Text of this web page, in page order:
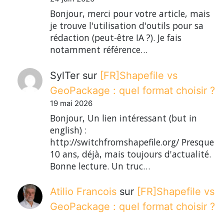
Bonjour, merci pour votre article, mais
je trouve l'utilisation d'outils pour sa
rédaction (peut-être IA ?). Je fais
notamment référence…
SylTer sur [FR]Shapefile vs
GeoPackage : quel format choisir ?
19 mai 2026
Bonjour, Un lien intéressant (but in
english) :
http://switchfromshapefile.org/ Presque
10 ans, déjà, mais toujours d'actualité.
Bonne lecture. Un truc…
Atilio Francois sur
[FR]Shapefile vs
GeoPackage : quel format choisir ?